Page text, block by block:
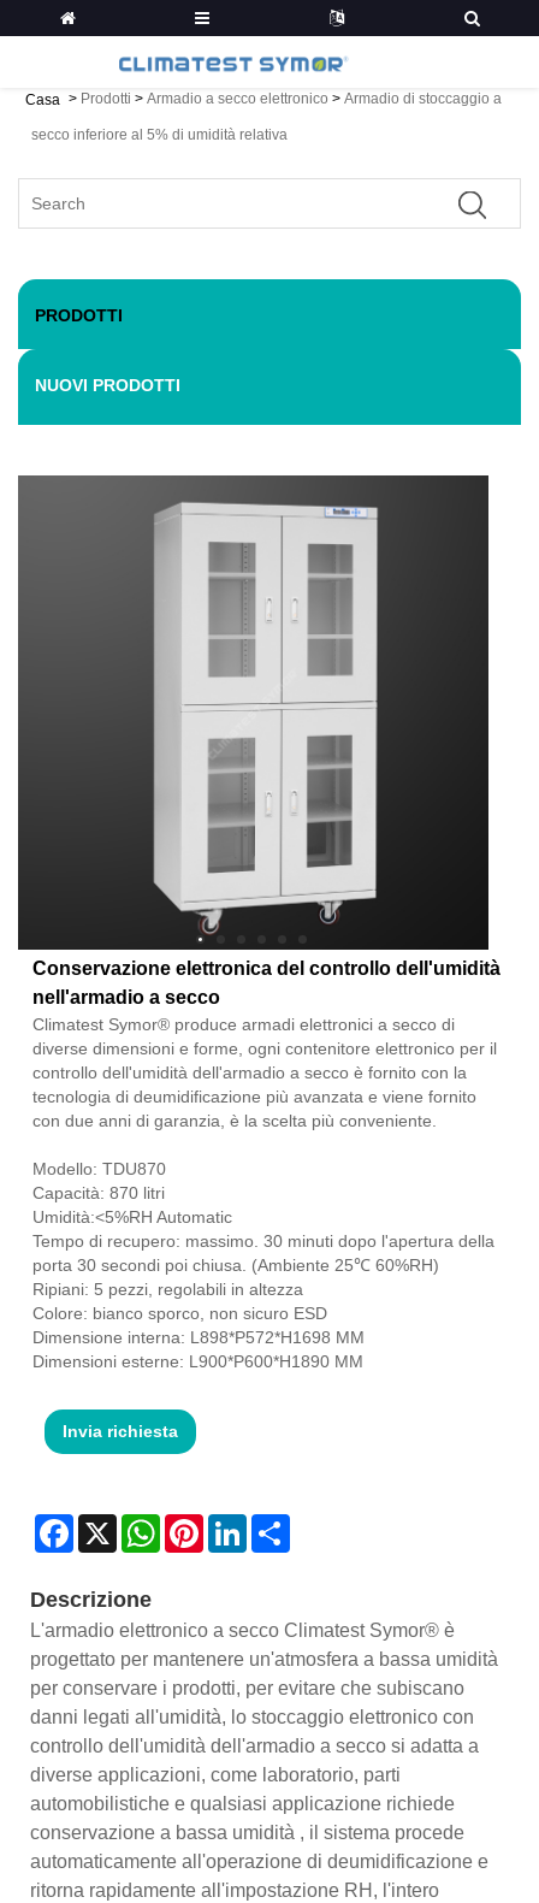
Casa > Prodotti > Armadio a secco elettronico > Armadio di stoccaggio a
secco inferiore al 5% di umidità relativa
PRODOTTI
NUOVI PRODOTTI
Conservazione elettronica del controllo dell'umidità
nell'armadio a secco
Climatest Symor® produce armadi elettronici a secco di
diverse dimensioni e forme, ogni contenitore elettronico per il
controllo dell'umidità dell'armadio a secco è fornito con la
tecnologia di deumidificazione più avanzata e viene fornito
con due anni di garanzia, è la scelta più conveniente.
Modello: TDU870
Capacità: 870 litri
Umidità:<5%RH Automatic
Tempo di recupero: massimo. 30 minuti dopo l'apertura della
porta 30 secondi poi chiusa. (Ambiente 25℃ 60%RH)
Ripiani: 5 pezzi, regolabili in altezza
Colore: bianco sporco, non sicuro ESD
Dimensione interna: L898*P572*H1698 MM
Dimensioni esterne: L900*P600*H1890 MM
Invia richiesta
Facebook
X WhatsAppPinterestLinkedIn
Descrizione
L'armadio elettronico a secco Climatest Symor® è
progettato per mantenere un'atmosfera a bassa umidità
per conservare i prodotti, per evitare che subiscano
danni legati all'umidità, lo stoccaggio elettronico con
controllo dell'umidità dell'armadio a secco si adatta a
diverse applicazioni, come laboratorio, parti
automobilistiche e qualsiasi applicazione richiede
conservazione a bassa umidità , il sistema procede
automaticamente all'operazione di deumidificazione e
ritorna rapidamente all'impostazione RH, l'intero